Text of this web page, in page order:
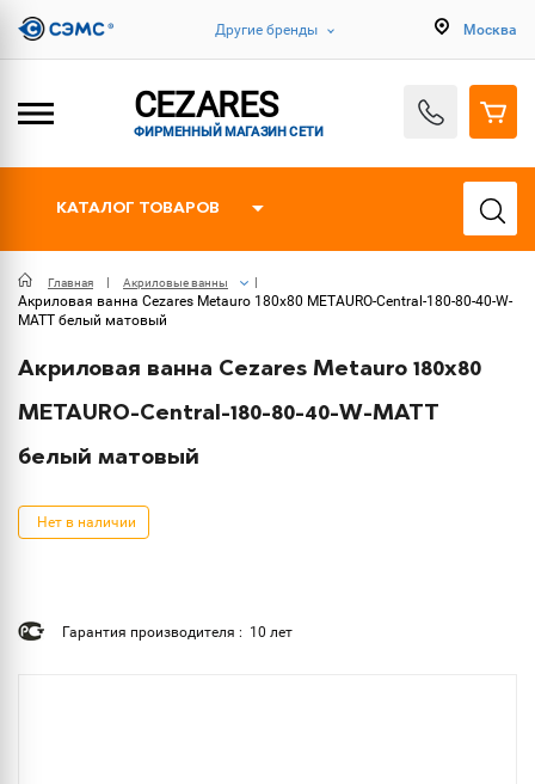
Другие бренды Москва
CEZARES
ФИРМЕННЫЙ МАГАЗИН СЕТИ
КАТАЛОГ ТОВАРОВ
Главная Акриловые ванны
Акриловая ванна Cezares Metauro 180х80 METAURO-Central-180-80-40-W-
MATT белый матовый
Акриловая ванна Cezares Metauro 180х80
METAURO-Central-180-80-40-W-MATT
белый матовый
Нет в наличии
Гарантия производителя : 10 лет